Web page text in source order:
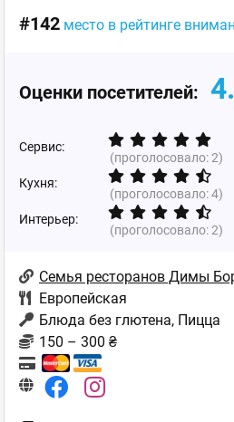
#142 место в рейтинге
Оценки посетителей:
Сервис:
(проголосовало:2)
Кухня:
(проголосовало:4)
Интерьер:
(проголосовало:2)
Семья ресторанов Димы
Европейская
Блюда без глютена, Пицца
150 – 300 ₴